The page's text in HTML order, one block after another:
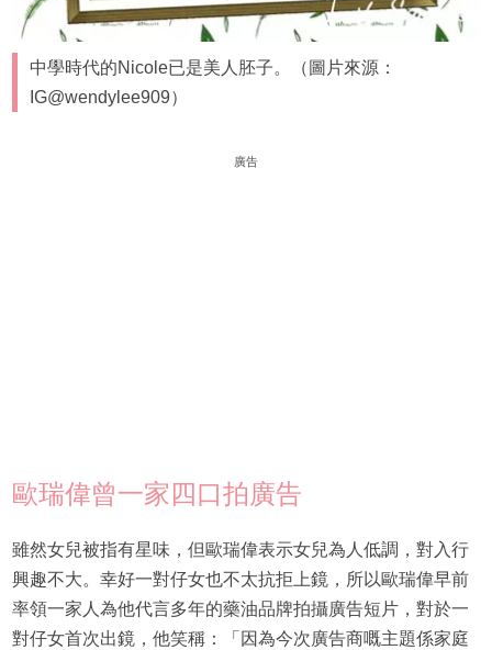
中學時代的Nicole已是美人胚子。（圖片來源：
IG@wendylee909）
廣告
歐瑞偉曾一家四口拍廣告
雖然女兒被指有星味，但歐瑞偉表示女兒為人低調，對入行
興趣不大。幸好一對仔女也不太抗拒上鏡，所以歐瑞偉早前
率領一家人為他代言多年的藥油品牌拍攝廣告短片，對於一
對仔女首次出鏡，他笑稱：「因為今次廣告商嘅主題係家庭